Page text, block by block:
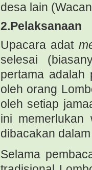
desa lain (
2.Pelaksanaan
Upacara adat
selesai
pertama
oleh orang
oleh setiap
ini
dibacakan
Selama